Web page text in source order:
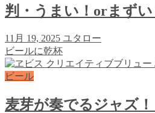
判・うまい！orまずい
11月 19, 2025 ユタロー
ビールに乾杯
ビール
麦芽が奏でるジャズ